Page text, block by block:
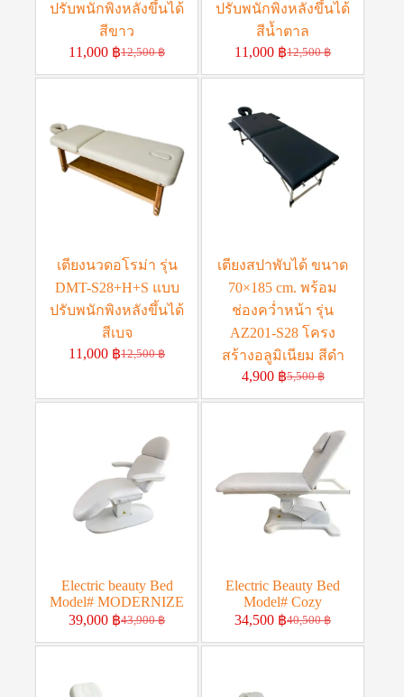
ปรับพนักพิงหลังขึ้นได้
สีขาว
12,500฿
11,000 ฿
ปรับพนักพิงหลังขึ้นได้
สีน้ำตาล
12,500฿
11,000 ฿
เตียงนวดอโรม่า รุ่น
DMT-S28+H+S แบบ
ปรับพนักพิงหลังขึ้นได้
สีเบจ
12,500฿
11,000 ฿
เตียงสปาพับได้ ขนาด
70×185 cm. พร้อม
ช่องคว่ำหน้า รุ่น
AZ201-S28 โครง
สร้างอลูมิเนียม สีดำ
5,500฿
4,900 ฿
Electric beauty Bed
Model# MODERNIZE
43,900฿
39,000 ฿
Electric Beauty Bed
Model# Cozy
40,500฿
34,500 ฿